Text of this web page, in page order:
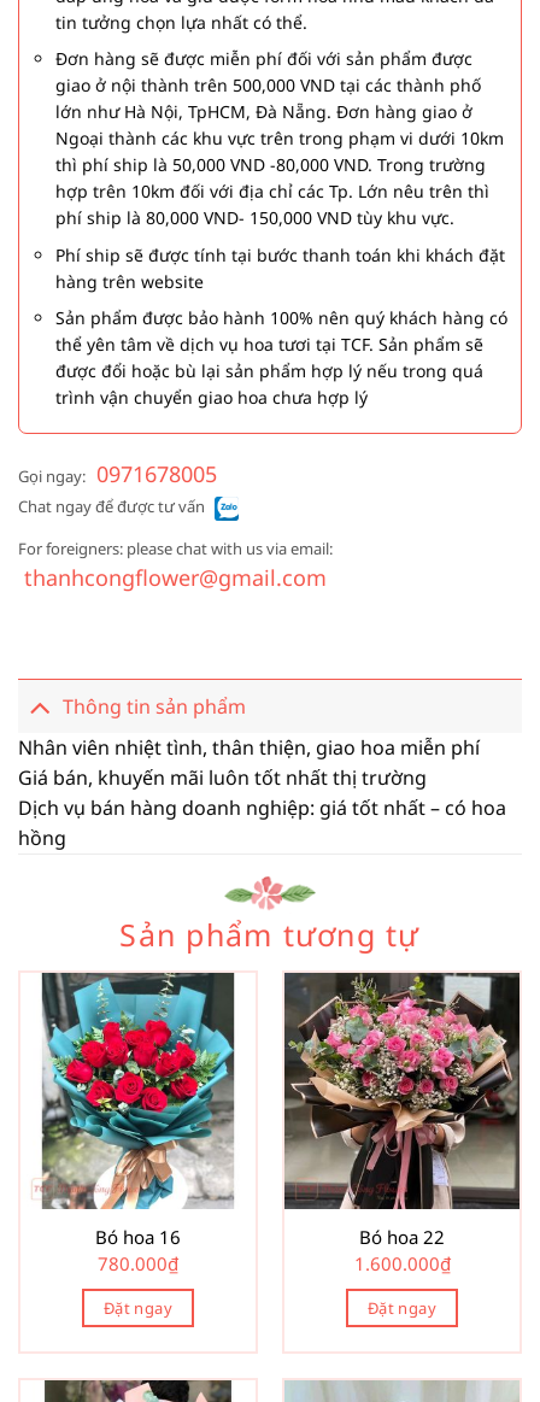
tin tưởng chọn lựa nhất có thể.
Đơn hàng sẽ được miễn phí đối với sản phẩm được
giao ở nội thành trên 500,000 VND tại các thành phố
lớn như Hà Nội, TpHCM, Đà Nẵng. Đơn hàng giao ở
Ngoại thành các khu vực trên trong phạm vi dưới 10km
thì phí ship là 50,000 VND -80,000 VND. Trong trường
hợp trên 10km đối với địa chỉ các Tp. Lớn nêu trên thì
phí ship là 80,000 VND- 150,000 VND tùy khu vực.
Phí ship sẽ được tính tại bước thanh toán khi khách đặt
hàng trên website
Sản phẩm được bảo hành 100% nên quý khách hàng có
thể yên tâm về dịch vụ hoa tươi tại TCF. Sản phẩm sẽ
được đổi hoặc bù lại sản phẩm hợp lý nếu trong quá
trình vận chuyển giao hoa chưa hợp lý
Gọi ngay: 0971678005
Chat ngay để được tư vấn
For foreigners: please chat with us via email:
thanhcongflower@gmail.com
Thông tin sản phẩm
Nhân viên nhiệt tình, thân thiện, giao hoa miễn phí
Giá bán, khuyến mãi luôn tốt nhất thị trường
Dịch vụ bán hàng doanh nghiệp: giá tốt nhất – có hoa
hồng
Sản phẩm tương tự
Bó hoa 16
780.000₫
Đặt ngay
Bó hoa 22
1.600.000₫
Đặt ngay